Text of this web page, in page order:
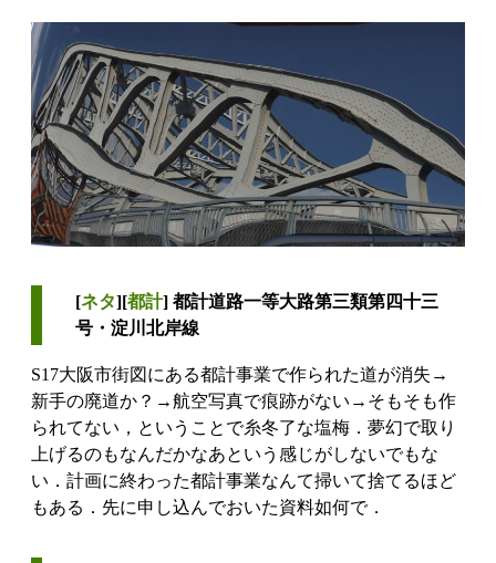
[ネタ][都計] 都計道路一等大路第三類第四十三
号・淀川北岸線
S17大阪市街図にある都計事業で作られた道が消失→
新手の廃道か？→航空写真で痕跡がない→そもそも作
られてない，ということで糸冬了な塩梅．夢幻で取り
上げるのもなんだかなあという感じがしないでもな
い．計画に終わった都計事業なんて掃いて捨てるほど
もある．先に申し込んでおいた資料如何で．